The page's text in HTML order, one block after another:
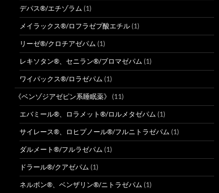
デパス®/エチゾラム (1)
メイラックス®/ロフラゼプ酸エチル (1)
リーゼ®/クロチアゼパム (1)
レキソタン®、セニラン®/ブロマゼパム (1)
ワイパックス®/ロラゼパム (1)
《ベンゾジアゼピン系睡眠薬》 (11)
エバミール®、ロラメット®/ロルメタゼパム (1)
サイレース®、ロヒプノール®/フルニトラゼパム (1)
ダルメート®/フルラゼパム (1)
ドラール®/クアゼパム (1)
ネルボン®、ベンザリン®/ニトラゼパム (1)